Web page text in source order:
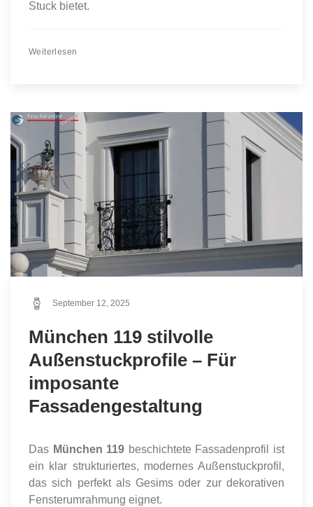
Stuck bietet.
Weiterlesen
September 12, 2025
München 119 stilvolle
Außenstuckprofile – Für
imposante
Fassadengestaltung
Das München 119 beschichtete Fassadenprofil ist
ein klar strukturiertes, modernes Außenstuckprofil,
das sich perfekt als Gesims oder zur dekorativen
Fensterumrahmung eignet.